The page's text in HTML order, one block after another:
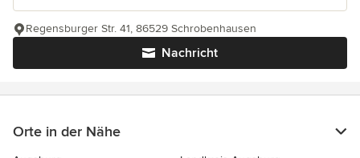
Nachricht
Regensburger Str. 41, 86529 Schrobenhausen
Orte in der Nähe